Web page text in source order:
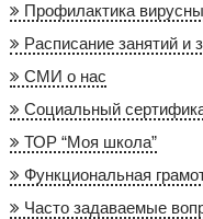
Профилактика
Расписание занятий и
СМИ о нас
Социальный
ТОР “Моя школа”
Функциональная
Часто задаваемые